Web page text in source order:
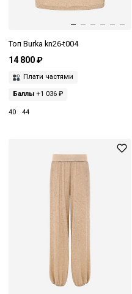
Топ Burka kn26-t004
14 800 ₽
Плати частями
Баллы +1 036 ₽
40 44